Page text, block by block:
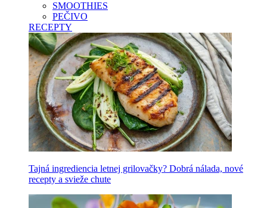
SMOOTHIES
PEČIVO
RECEPTY
Tajná ingrediencia letnej grilovačky? Dobrá nálada, nové
recepty a svieže chute